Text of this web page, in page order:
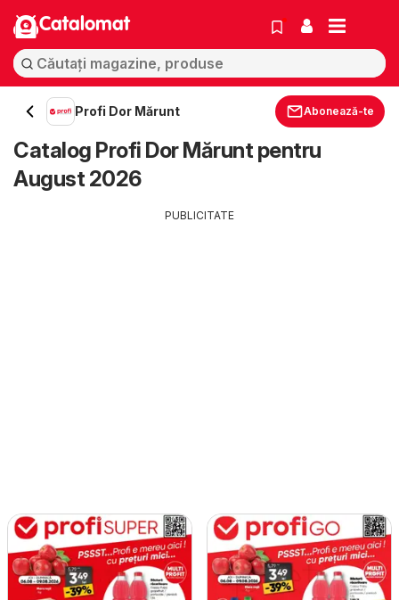
Catalomat
Profi Dor Mărunt Abonează-te
Catalog Profi Dor Mărunt pentru
August 2026
PUBLICITATE